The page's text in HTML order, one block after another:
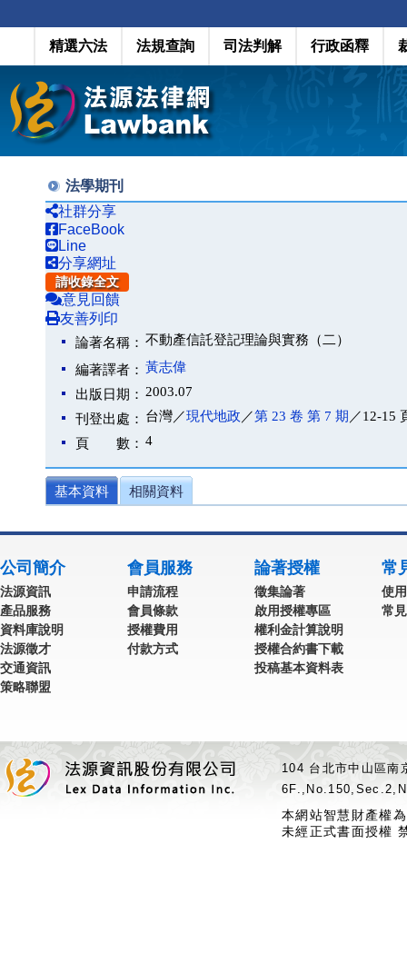
精選六法 法規查詢 司法判解 行政函釋
法學期刊
社群分享
FaceBook
Line
分享網址
請收錄全文
意見回饋
友善列印
論著名稱： 不動產信託登記理論與實務（二）
編著譯者： 黃志偉
出版日期： 2003.07
刊登出處： 台灣／現代地政 ／第 23 卷 第 7 期 ／12-15
頁 數： 4
基本資料 相關資料
公司簡介
法源資訊
產品服務
資料庫說明
法源徵才
交通資訊
策略聯盟
會員服務
申請流程
會員條款
授權費用
付款方式
論著授權
徵集論著
啟用授權專區
權利金計算說明
授權合約書下載
投稿基本資料表
常
使
常
104 台北市中山區
本網站智慧財產權
未經正式書面授權